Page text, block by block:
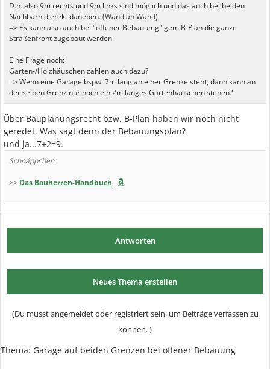
D.h. also 9m rechts und 9m links sind möglich und das auch bei beiden
Nachbarn dierekt daneben. (Wand an Wand)
=> Es kann also auch bei "offener Bebauumg" gem B-Plan die ganze
Straßenfront zugebaut werden.
Eine Frage noch:
Garten-/Holzhäuschen zählen auch dazu?
=> Wenn eine Garage bspw. 7m lang an einer Grenze steht, dann kann an
der selben Grenz nur noch ein 2m langes Gartenhäuschen stehen?
Über Bauplanungsrecht bzw. B-Plan haben wir noch nicht
geredet. Was sagt denn der Bebauungsplan?
und ja...7+2=9.
Schnäppchen:
>> Das Bauherren-Handbuch
Antworten
Neues Thema erstellen
(Du musst angemeldet oder registriert sein, um Beiträge verfassen zu
können. )
Thema: Garage auf beiden Grenzen bei offener Bebauung